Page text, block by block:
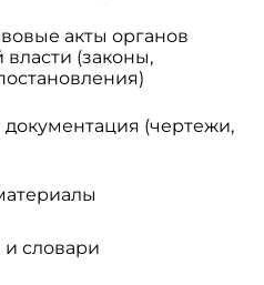
акты органов
власти (законы,
документация (чертежи,
словари